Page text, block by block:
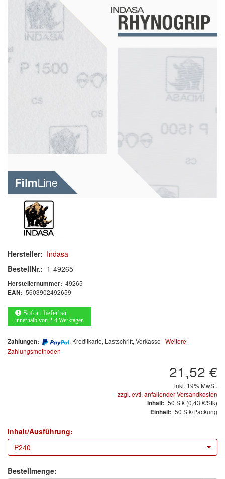
Schleif-Handpads
Zubehör/Hilfsmittel
Abdecken
Spachteln
Werkzeug & Maschinen
Reinigen
Arbeitsschutz
Luftfilter
Mischfarben
Restposten
Informationsmaterial
MARKEN
E-D
EVERCOAT
Facdos
Hersteller: Indasa
BestellNr.: 1-49265
Herstellernummer: 49265
EAN: 5603902492659
Sofort lieferbar
innerhalb von 2-4 Werktagen
Zahlungen: , Kreditkarte, Lastschrift, Vorkasse | Weitere
Zahlungsmethoden
21,52 €
inkl. 19% MwSt.
zzgl. evtl. anfallender Versandkosten
Inhalt: 50 Stk (0,43 €/Stk)
Einheit: 50 Stk/Packung
Inhalt/Ausführung:
P240
Bestellmenge: